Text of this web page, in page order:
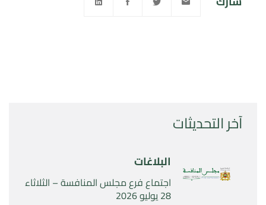
آخر التحديثات
البلاغات
اجتماع فرع مجلس المنافسة – الثلاثاء
28 يوليو 2026